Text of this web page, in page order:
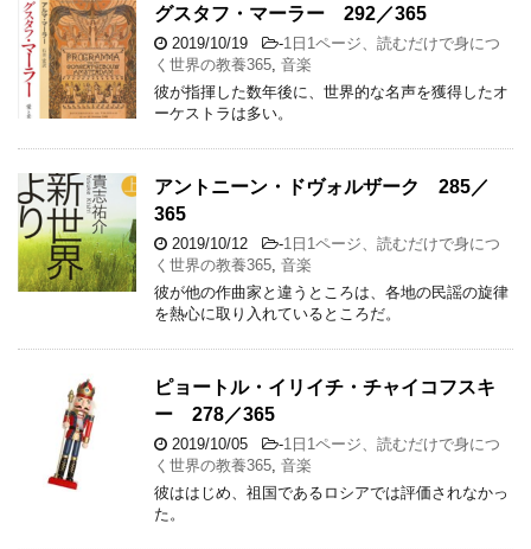
グスタフ・マーラー 292／365
2019/10/19 -1日1ページ、読むだけで身につ
く世界の教養365 音楽
彼が指揮した数年後に、世界的な名声を獲得したオ
ーケストラは多い。
アントニーン・ドヴォルザーク 285／
365
2019/10/12 -1日1ページ、読むだけで身につ
く世界の教養365 音楽
彼が他の作曲家と違うところは、各地の民謡の旋律
を熱心に取り入れているところだ。
ピョートル・イリイチ・チャイコフスキ
ー 278／365
2019/10/05 -1日1ページ、読むだけで身につ
く世界の教養365 音楽
彼ははじめ、祖国であるロシアでは評価されなかっ
た。